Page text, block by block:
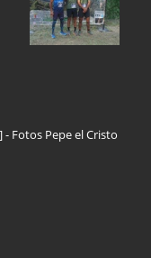
- Fotos Pepe el Cristo